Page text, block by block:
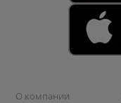
О компании